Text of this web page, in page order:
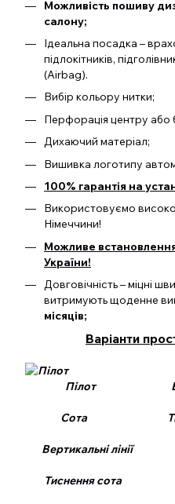
Можливість пошиву
салону;
Ідеальна посадка –
підлокітників,
(Airbag).
Вибір кольору нитки;
Перфорація центру або
Дихаючий матеріал;
Вишивка логотипу
100% гарантія на
Використовуємо
Німеччини!
Можливе
України!
Довговічність – міцні
витримують щоденне
місяців;
Варіанти
Пілот
Сота
Вертикальні лінії
Тиснення сота